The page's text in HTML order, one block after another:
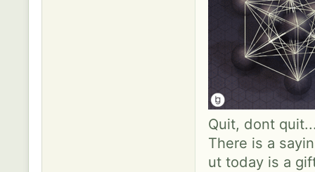
Quit, dont
There is a
ut today is a